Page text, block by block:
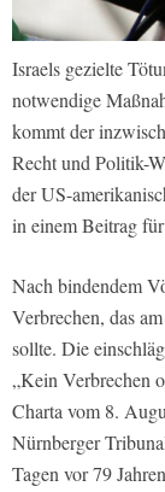
Israels gezielte
notwendige
kommt der
Recht und Politik-
der US-
in einem Beitrag
Nach bindendem
Verbrechen, das
sollte. Die
„Kein Verbrechen
Charta vom 8.
Nürnberger
Tagen vor 79